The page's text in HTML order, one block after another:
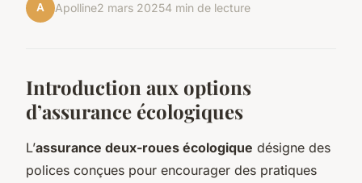
A Apolline2 mars 20254 min de lecture
Introduction aux options
d’assurance écologiques
L’assurance deux-roues écologique désigne des
polices conçues pour encourager des pratiques